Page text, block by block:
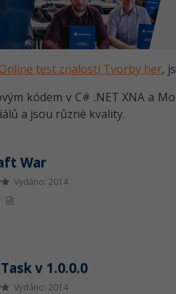
Online test znalostí Tvorby her,
kódem v C# .NET XNA a
a jsou různé kvality.
War
Vydáno: 2014
v 1.0.0.0
Vydáno: 2014